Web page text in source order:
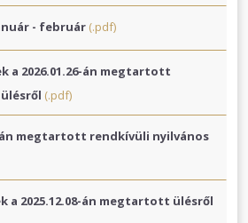
- február (.pdf)
a 2026.01.26-án megtartott
(.pdf)
án megtartott rendkívüli nyilvános
a 2025.12.08-án megtartott ülésről